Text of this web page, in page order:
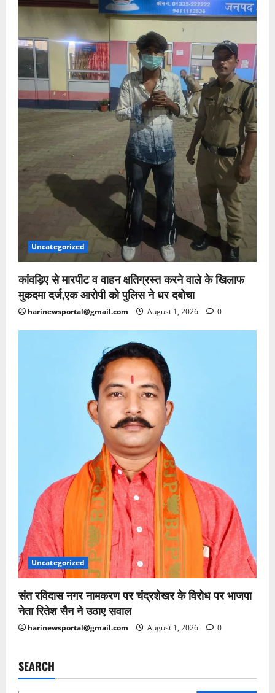
Uncategorized
कांवड़िए से मारपीट व वाहन क्षतिग्रस्त करने वाले के खिलाफ
मुकदमा दर्ज,एक आरोपी को पुलिस ने धर दबोचा
harinewsportal@gmail.com August 1, 2026 0
Uncategorized
संत रविदास नगर नामकरण पर चंद्रशेखर के विरोध पर भाजपा
नेता रितेश सैन ने उठाए सवाल
harinewsportal@gmail.com August 1, 2026 0
SEARCH